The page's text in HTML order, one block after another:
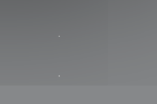
.
.